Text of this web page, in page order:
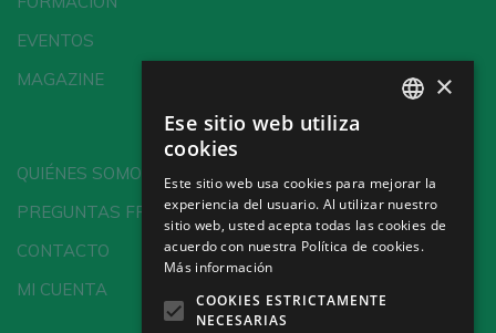
EVENTOS
MAGAZINE
QUIÉNES SOMOS
PREGUNTAS FRECUENTES
CONTACTO
MI CUENTA
GERMAN
CH
×
Ese sitio web utiliza
cookies
Este sitio web usa cookies para mejorar la
experiencia del usuario. Al utilizar nuestro
sitio web, usted acepta todas las cookies de
acuerdo con nuestra Política de cookies.
Más información
COOKIES ESTRICTAMENTE
NECESARIAS